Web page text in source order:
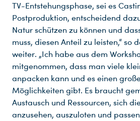
TV-Entstehungsphase, sei es
Postproduktion, entscheidend
Natur schützen zu können und
muss, diesen Anteil zu leisten,“ so
weiter. „Ich habe aus dem
mitgenommen, dass man viele
anpacken kann und es einen
Möglichkeiten gibt. Es braucht
Austausch und Ressourcen, sich
anzusehen, auszuloten und